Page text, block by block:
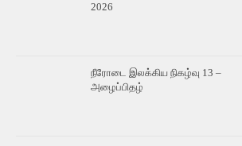
2026
நீரோடை இலக்கிய நிகழ்வு 13 –
அழைப்பிதழ்